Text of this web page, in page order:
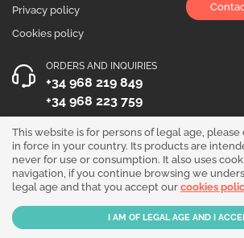
Privacy policy
Cookies policy
ORDERS AND INQUIRIES
+34 968 219 849
+34 968 223 759
OPENING HOURS
Monday to Friday 10:00 - 19:00
Follow us!
This website is for persons of legal age,
in force in your country. Its products are
never for use or consumption. It also uses
navigation, if you continue browsing we
legal age and that you accept our cookies